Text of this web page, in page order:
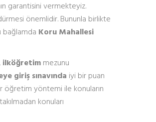
garantisini vermekteyiz.
önemlidir. Bununla birlikte
bağlamda Koru Mahallesi
ilköğretimmezunu
giriş sınavında iyi bir puan
öğretim yöntemi ile konuların
konuları